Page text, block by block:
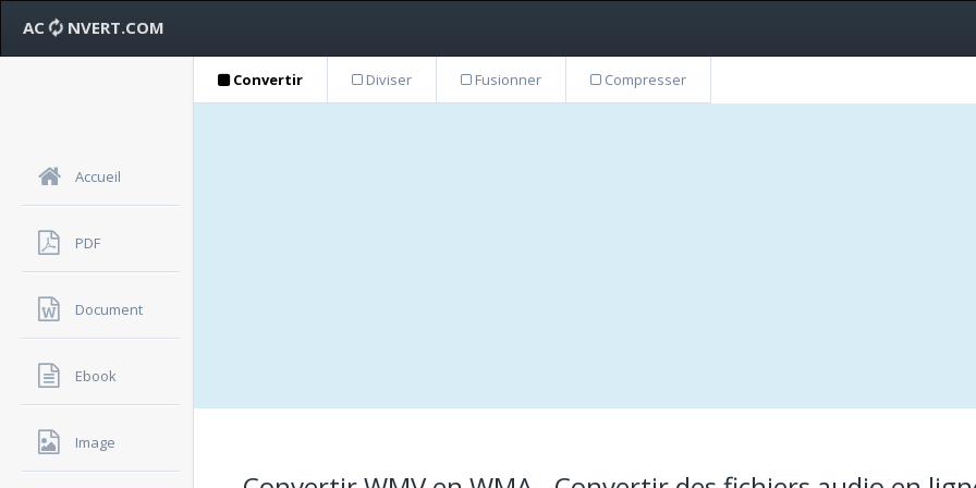
AC NVERT.COM
Accueil
PDF
Document
Ebook
Image
Convertir Diviser Fusionner Compresser